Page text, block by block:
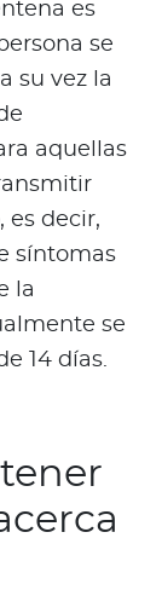
es
se
su vez la
aquellas
es decir,
síntomas
la
se
14 días.